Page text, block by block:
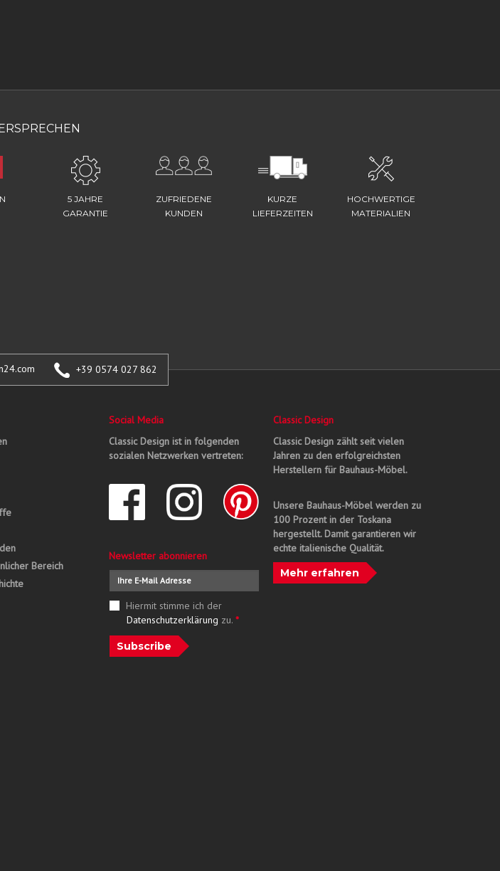
5 JAHRE
GARANTIE
ZUFRIEDENE
KUNDEN
KURZE
LIEFERZEITEN
HOCHWERTIGE
MATERIALIEN
+39 0574 027 862
Bereich
Social Media
Classic Design ist in folgenden
sozialen Netzwerken vertreten:
Newsletter abonnieren
Hiermit stimme ich der
Datenschutzerklärung zu. *
Subscribe
Classic Design
Classic Design zählt seit vielen
Jahren zu den erfolgreichsten
Herstellern für Bauhaus-Möbel.
Unsere Bauhaus-Möbel werden zu
100 Prozent in der Toskana
hergestellt. Damit garantieren wir
echte italienische Qualität.
Mehr erfahren